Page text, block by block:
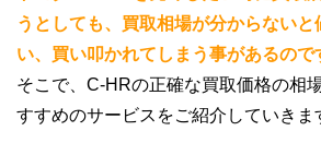
うとしても、買取相場が分からないと
い、買い叩かれてしまう事があるので
そこで、C-HRの正確な買取価格の相
すすめのサービスをご紹介していきま